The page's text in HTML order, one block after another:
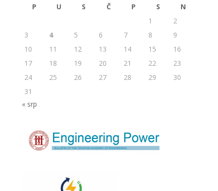
P U S Č P S
N
1
2
3
4 5 6 7 8
9
10
11 12 13 14 15
16
17
18 19 20 21 22
23
24
25 26 27 28 29
30
31
« srp